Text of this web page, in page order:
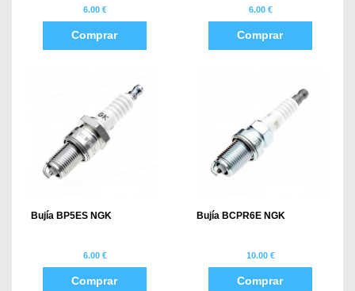
6.00 €
Comprar
6.00 €
Comprar
Bujía BP5ES NGK
6.00 €
Comprar
Bujía BCPR6E NGK
10.00 €
Comprar